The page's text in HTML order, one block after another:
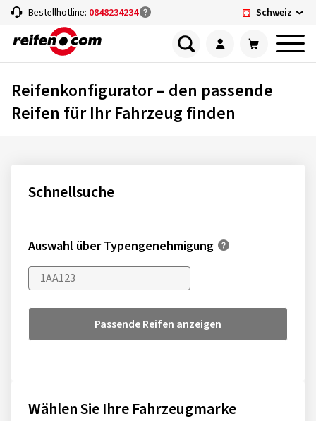
Bestellhotline: 0848234234 Schweiz
Reifenkonfigurator – den passende
Reifen für Ihr Fahrzeug finden
Wählen Sie Ihre Fahrzeugmarke
Schnellsuche
Auswahl über Typengenehmigung
Passende Reifen anzeigen